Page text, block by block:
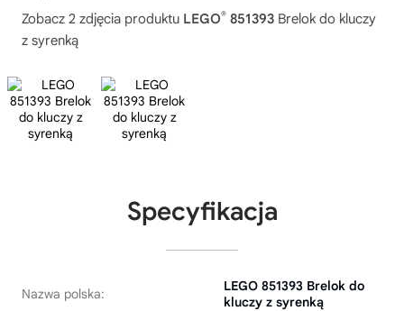
Zobacz 2 zdjęcia produktu LEGO® 851393 Brelok do kluczy
z syrenką
Specyfikacja
Nazwa polska:
LEGO 851393 Brelok do
kluczy z syrenką